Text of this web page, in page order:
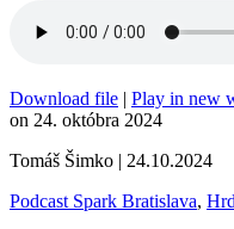
Download file | Play in new
on 24. októbra 2024
Tomáš Šimko | 24.10.2024
Podcast Spark Bratislava,